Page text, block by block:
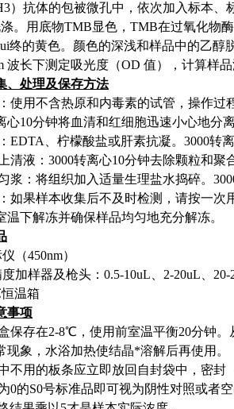
）抗体的包被微孔中，依次加入标本、
。用底物TMB显色， TMB在过氧化物
终的黄色。颜色的深浅和样品中的乙醇
波长下测定吸光度（OD 值），计算样品
、处理及保存方法
使用不含热原和内毒素的试管，操作过
心10分钟将血清和红细胞迅速小心地分离
EDTA 、柠檬酸盐或肝素抗凝。 3000转
清液： 3000转离心10分钟去除颗粒和聚
浆：将组织加入适量生理盐水捣碎。
如果样本收集后不及时检测，请按一次
温下解冻并确保样品均匀地充分解冻。
（450nm）
加样器及枪头： 0.5-10uL 2-20uL 20-
温箱
事项
保存在2-8℃，使用前室温平衡20分钟。
现象，水浴加热使结晶*溶解后再使用。
不用的板条应立即放回自封袋中，密封
0的S0号标准品即可视为阴性对照或者